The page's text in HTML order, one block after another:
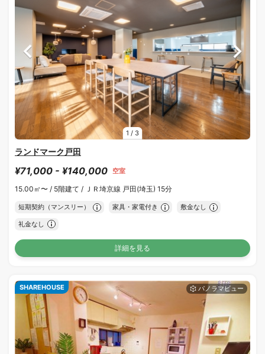
1 / 3
ランドマーク戸田
¥71,000 - ¥140,000 空室
15.00㎡〜 / 5階建て / ＪＲ埼京線 戸田(埼玉) 15分
短期契約（マンスリー） 家具・家電付き 敷金なし
礼金なし
詳細を見る
SHAREHOUSE